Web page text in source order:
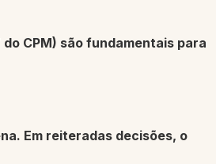
CPM) são fundamentais para
Em reiteradas decisões, o